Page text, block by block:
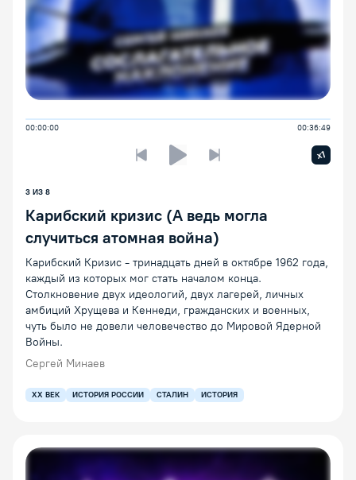
00:00:00 00:36:49
Предыдущая лекцияСледующая лекция
x1
3 ИЗ 8
Карибский кризис (А ведь могла
случиться атомная война)
Карибский Кризис - тринадцать дней в октябре 1962 года,
каждый из которых мог стать началом конца.
Столкновение двух идеологий, двух лагерей, личных
амбиций Хрущева и Кеннеди, гражданских и военных,
чуть было не довели человечество до Мировой Ядерной
Войны.
Сергей Минаев
XX ВЕК ИСТОРИЯ РОССИИ СТАЛИН ИСТОРИЯ